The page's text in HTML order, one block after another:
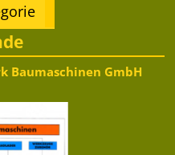
Baumaschinen GmbH